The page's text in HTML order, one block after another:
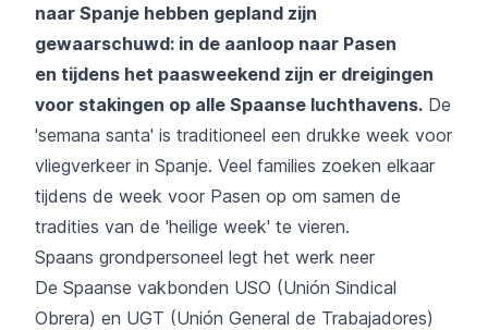
naar Spanje hebben gepland zijn
gewaarschuwd: in de aanloop naar Pasen
en tijdens het paasweekend zijn er dreigingen
voor stakingen op alle Spaanse luchthavens. De
'semana santa' is traditioneel een drukke week voor
vliegverkeer in Spanje. Veel families zoeken elkaar
tijdens de week voor Pasen op om samen de
tradities van de 'heilige week' te vieren.
Spaans grondpersoneel legt het werk neer
De Spaanse vakbonden USO (Unión Sindical
Obrera) en UGT (Unión General de Trabajadores)